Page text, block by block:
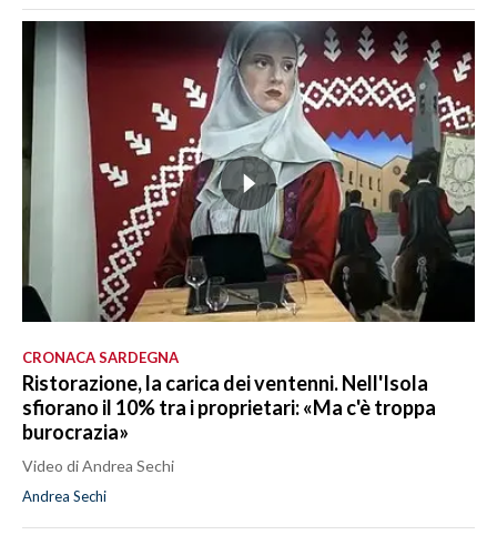
CRONACA SARDEGNA
Ristorazione, la carica dei ventenni. Nell'Isola
sfiorano il 10% tra i proprietari: «Ma c'è troppa
burocrazia»
Video di Andrea Sechi
Andrea Sechi